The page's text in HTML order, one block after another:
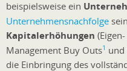
beispielsweise ein
Unternehmensnachfolge
Kapitalerhöhungen
Management Buy Outs1 und
die Einbringung des